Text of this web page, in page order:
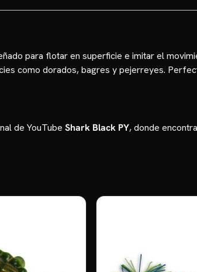
para flotar en superficie e imitar el
como dorados, bagres y pejerreyes.
de YouTube Shark Black PY, donde